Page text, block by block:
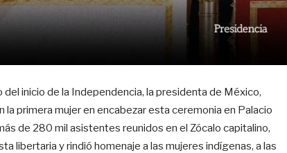
inicio de la Independencia, la presidenta de México,
la primera mujer en encabezar esta ceremonia en Palacio
de 280 mil asistentes reunidos en el Zócalo capitalino,
libertaria y rindió homenaje a las mujeres indígenas, a las